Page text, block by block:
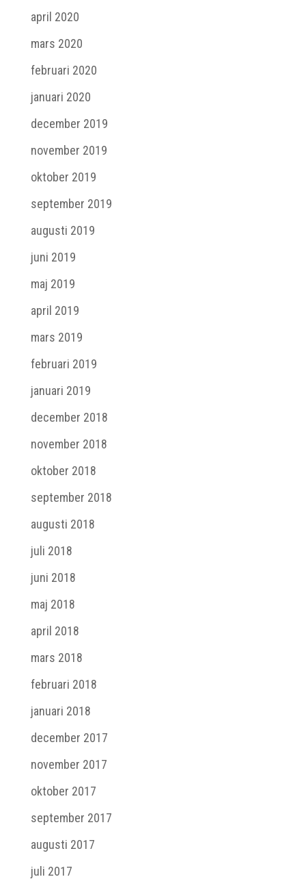
april 2020
mars 2020
februari 2020
januari 2020
december 2019
november 2019
oktober 2019
september 2019
augusti 2019
juni 2019
maj 2019
april 2019
mars 2019
februari 2019
januari 2019
december 2018
november 2018
oktober 2018
september 2018
augusti 2018
juli 2018
juni 2018
maj 2018
april 2018
mars 2018
februari 2018
januari 2018
december 2017
november 2017
oktober 2017
september 2017
augusti 2017
juli 2017